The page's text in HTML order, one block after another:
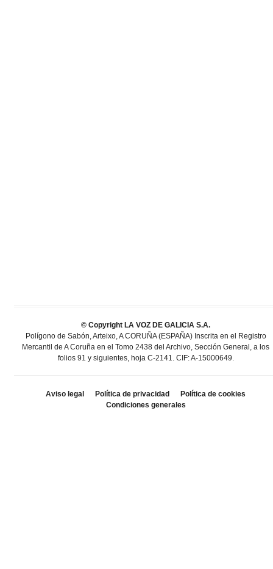
© Copyright LA VOZ DE GALICIA S.A.
Polígono de Sabón, Arteixo, A CORUÑA (ESPAÑA) Inscrita en el Registro
Mercantil de A Coruña en el Tomo 2438 del Archivo, Sección General, a los
folios 91 y siguientes, hoja C-2141. CIF: A-15000649.
Aviso legal Política de privacidad
Política de cookies
Condiciones generales